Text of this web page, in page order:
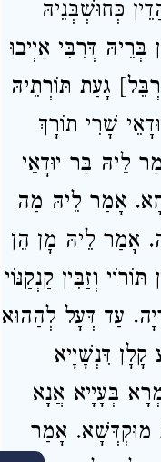
כְּחוּשְׁבְּנֵיהּ
דְּרִבִּי אַיְיבוּ
גָעַת תּוֹרְתֵיהּ
שָׁרִי תוֹרָךְ
לֵיהּ בַּר יוּדָאֵי
אָמַר לֵיהּ מַה
אָמַר לֵיהּ מָן הֵן
וְזַבִּין קַנְקַנּוֹי
עַד דְּעָל לְהַהוּא
דִּנְשָׁיָיא
בְּעָיָיא אֲנָא
מוּקְדְּשָׁא. אָמַר